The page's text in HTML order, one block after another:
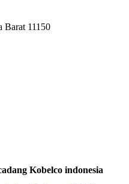
Barat 11150
Kobelco indonesia